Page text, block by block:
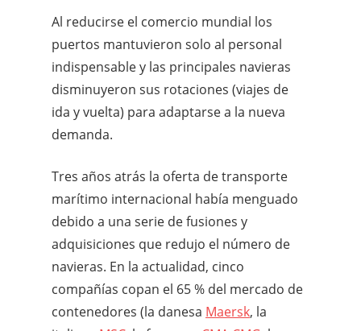
Al reducirse el comercio mundial los
puertos mantuvieron solo al personal
indispensable y las principales navieras
disminuyeron sus rotaciones (viajes de
ida y vuelta) para adaptarse a la nueva
demanda.
Tres años atrás la oferta de transporte
marítimo internacional había menguado
debido a una serie de fusiones y
adquisiciones que redujo el número de
navieras. En la actualidad, cinco
compañías copan el 65 % del mercado de
contenedores (la danesa Maersk, la